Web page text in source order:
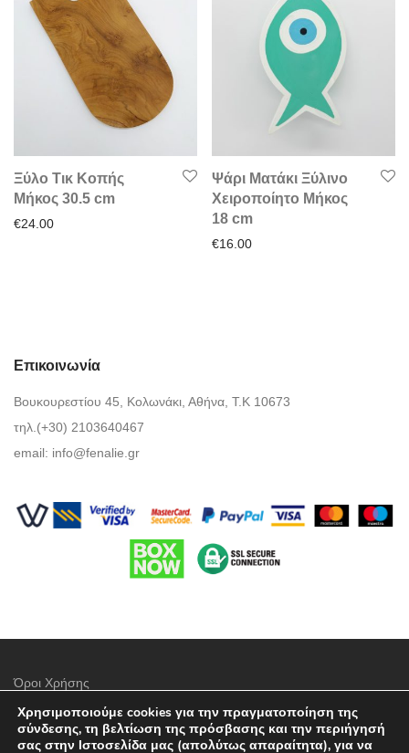
Ξύλο Τικ Κοπής
Μήκος 30.5 cm
€24.00
Ψάρι Ματάκι Ξύλινο
Χειροποίητο Μήκος
18 cm
€16.00
Επικοινωνία
Βουκουρεστίου 45, Κολωνάκι, Αθήνα, Τ.Κ 10673
τηλ.(+30) 2103640467
email: info@fenalie.gr
Όροι Χρήσης
Πολιτική προστασίας απορρήτου
Τρόποι Πληρωμής
Χρησιμοποιούμε cookies για την πραγματοποίηση της
σύνδεσης, τη βελτίωση της πρόσβασης και την περιήγησή
σας στην Ιστοσελίδα μας (απολύτως απαραίτητα), για να